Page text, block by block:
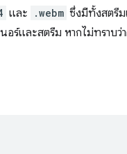
และ .webm ซึ่งมีทั้งสตรีม
ร์และสตรีม หากไม่ทราบว่